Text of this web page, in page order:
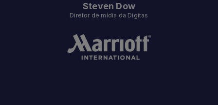
Steven Dow
Diretor de mídia da Digitas